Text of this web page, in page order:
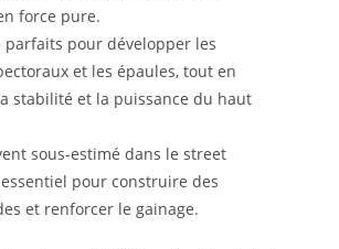
force pure.
parfaits pour développer les
et les épaules, tout en
stabilité et la puissance du haut
sous-estimé dans le street
pour construire des
et renforcer le gainage.